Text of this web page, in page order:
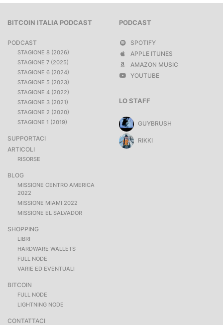
BITCOIN ITALIA PODCAST
PODCAST
STAGIONE 8 (2026)
STAGIONE 7 (2025)
STAGIONE 6 (2024)
STAGIONE 5 (2023)
STAGIONE 4 (2022)
STAGIONE 3 (2021)
STAGIONE 2 (2020)
STAGIONE 1 (2019)
SUPPORTACI
ARTICOLI
RISORSE
BLOG
MISSIONE CENTRO AMERICA
2022
MISSIONE MIAMI 2022
MISSIONE EL SALVADOR
SHOPPING
LIBRI
HARDWARE WALLETS
FULL NODE
VARIE ED EVENTUALI
BITCOIN
FULL NODE
LIGHTNING NODE
CONTATTACI
PODCAST
SPOTIFY
APPLE ITUNES
AMAZON MUSIC
YOUTUBE
LO STAFF
GUYBRUSH
RIKKI